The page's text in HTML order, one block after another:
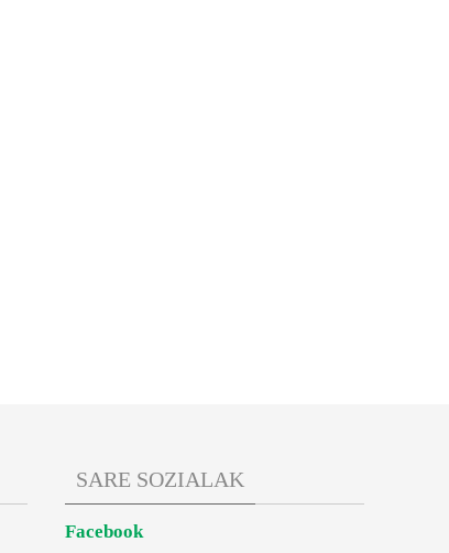
SARE SOZIALAK
Facebook